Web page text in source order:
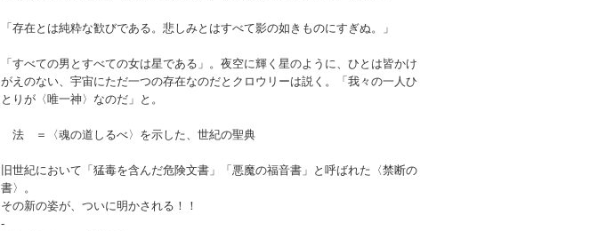
「存在とは純粋な歓びである。悲しみとはすべて影の如きものにすぎぬ。」
「すべての男とすべての女は星である」。夜空に輝く星のように、ひとは皆かけ
がえのない、宇宙にただ一つの存在なのだとクロウリーは説く。「我々の一人ひ
とりが〈唯一神〉なのだ」と。
法 ＝〈魂の道しるべ〉を示した、世紀の聖典
旧世紀において「猛毒を含んだ危険文書」「悪魔の福音書」と呼ばれた〈禁断の
書〉。
その新の姿が、ついに明かされる！！
-